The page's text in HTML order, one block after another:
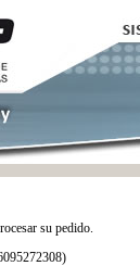
su pedido.